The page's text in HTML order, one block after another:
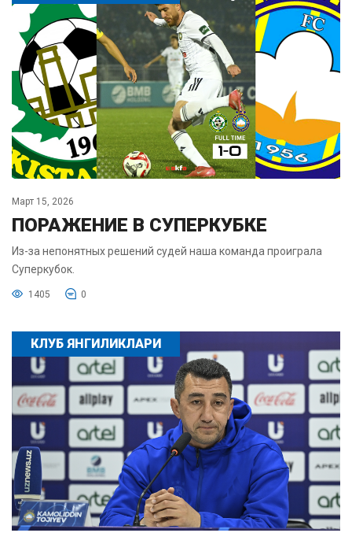
Март 15, 2026
ПОРАЖЕНИЕ В СУПЕРКУБКЕ
Из-за непонятных решений судей наша команда проиграла
Суперкубок.
1405 0
КЛУБ ЯНГИЛИКЛАРИ